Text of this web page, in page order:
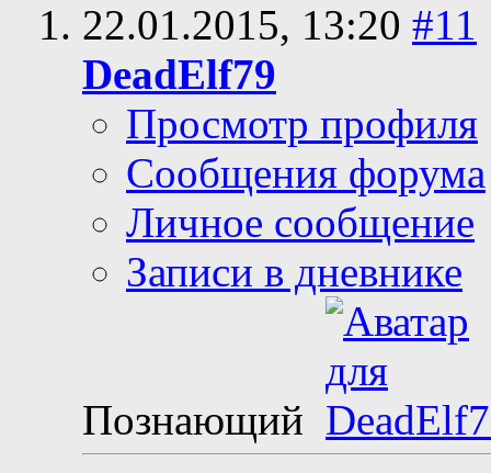
22.01.2015, 13:20 #11
DeadElf79
Просмотр профиля
Сообщения форума
Личное сообщение
Записи в дневнике
Познающий